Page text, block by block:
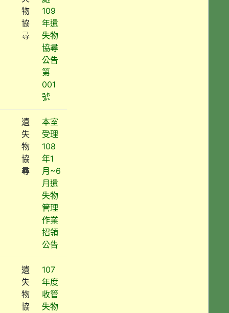
物
協
尋
109
年遺
失物
協尋
公告
第
001
號
遺
失
物
協
尋
本室
受理
108
年1
月~6
月遺
失物
管理
作業
招領
公告
遺
失
物
協
107
年度
收管
失物